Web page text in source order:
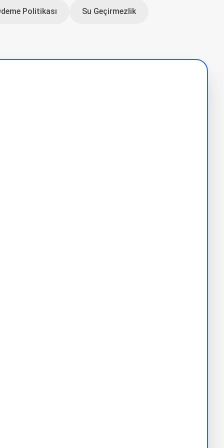
Politikası Su Geçirmezlik